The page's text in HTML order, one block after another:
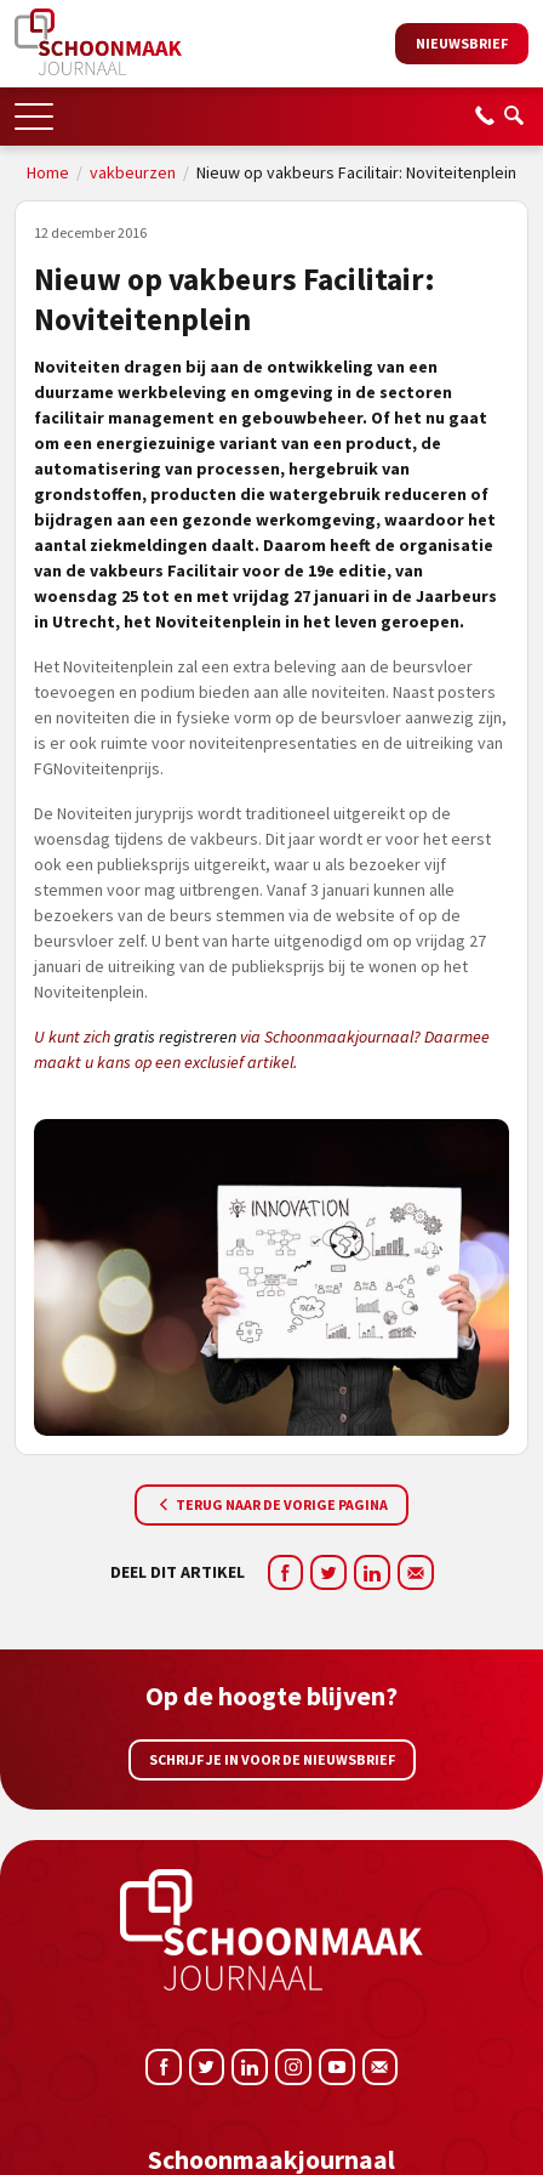
NIEUWSBRIEF
Home / vakbeurzen / Nieuw op vakbeurs Facilitair: Noviteitenplein
12 december 2016
Nieuw op vakbeurs Facilitair:
Noviteitenplein
Noviteiten dragen bij aan de ontwikkeling van een
duurzame werkbeleving en omgeving in de sectoren
facilitair management en gebouwbeheer. Of het nu gaat
om een energiezuinige variant van een product, de
automatisering van processen, hergebruik van
grondstoffen, producten die watergebruik reduceren of
bijdragen aan een gezonde werkomgeving, waardoor het
aantal ziekmeldingen daalt. Daarom heeft de organisatie
van de vakbeurs Facilitair voor de 19e editie, van
woensdag 25 tot en met vrijdag 27 januari in de Jaarbeurs
in Utrecht, het Noviteitenplein in het leven geroepen.
Het Noviteitenplein zal een extra beleving aan de beursvloer
toevoegen en podium bieden aan alle noviteiten. Naast posters
en noviteiten die in fysieke vorm op de beursvloer aanwezig zijn,
is er ook ruimte voor noviteitenpresentaties en de uitreiking van
FGNoviteitenprijs.
De Noviteiten juryprijs wordt traditioneel uitgereikt op de
woensdag tijdens de vakbeurs. Dit jaar wordt er voor het eerst
ook een publieksprijs uitgereikt, waar u als bezoeker vijf
stemmen voor mag uitbrengen. Vanaf 3 januari kunnen alle
bezoekers van de beurs stemmen via de website of op de
beursvloer zelf. U bent van harte uitgenodigd om op vrijdag 27
januari de uitreiking van de publieksprijs bij te wonen op het
Noviteitenplein.
U kunt zichgratis registrerenvia Schoonmaakjournaal? Daarmee
maakt u kans op een exclusief artikel.
TERUG NAAR DE VORIGE PAGINA
DEEL DIT ARTIKEL
Op de hoogte blijven?
SCHRIJF JE IN VOOR DE NIEUWSBRIEF
Schoonmaakjournaal